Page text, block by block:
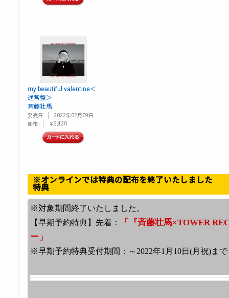
my beautiful valentine＜
通常盤＞
斉藤壮馬
発売日
2022年02月09日
価格
￥2,420
※オンラインでは特典の配布を終了いたしました
特典
※対象期間終了いたしました。
【早期予約特典】先着：
「『斉藤壮馬×TOWER
ー」
※早期予約特典受付期間：～2022年1月10日(月祝)まで